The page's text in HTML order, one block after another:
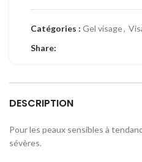
Catégories : Gel visage,
Share:
DESCRIPTION
Pour les peaux sensibles à
sévères.